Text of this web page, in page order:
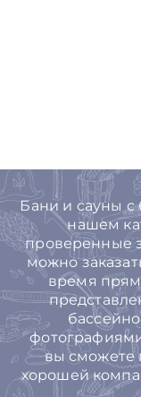
Бани и сауны с
нашем
проверенные
можно
время
вы сможете
хорошей